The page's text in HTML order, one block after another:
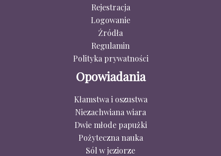
Rejestracja
Logowanie
Źródła
Regulamin
Polityka prywatności
Opowiadania
Kłamstwa i oszustwa
Niezachwiana wiara
Dwie młode papużki
Pożyteczna nauka
Sól w jeziorze